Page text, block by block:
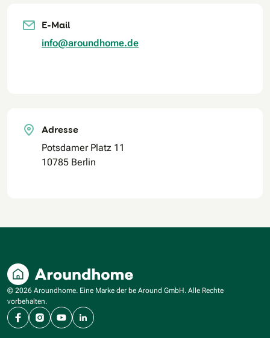
E-Mail
info@aroundhome.de
Adresse
Potsdamer Platz 11
10785 Berlin
© 2026 Aroundhome. Eine Marke der be Around GmbH. Alle Rechte
vorbehalten.
FacebookInstagram
YouTubeLinkedIn